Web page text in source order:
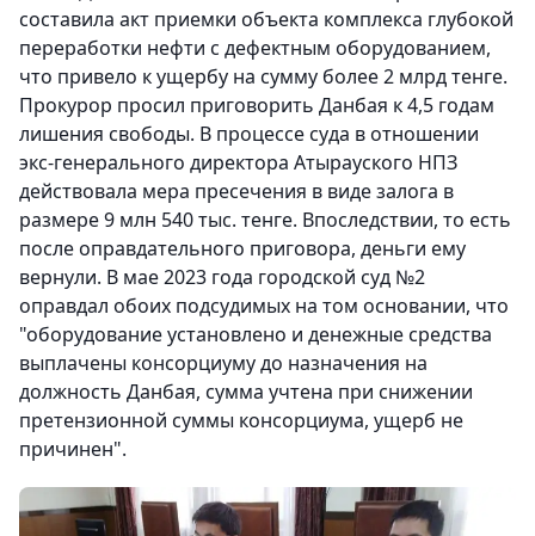
составила акт приемки объекта комплекса глубокой
переработки нефти с дефектным оборудованием,
что привело к ущербу на сумму более 2 млрд тенге.
Прокурор просил приговорить Данбая к 4,5 годам
лишения свободы. В процессе суда в отношении
экс-генерального директора Атырауского НПЗ
действовала мера пресечения в виде залога в
размере 9 млн 540 тыс. тенге. Впоследствии, то есть
после оправдательного приговора, деньги ему
вернули. В мае 2023 года городской суд №2
оправдал обоих подсудимых на том основании, что
"оборудование установлено и денежные средства
выплачены консорциуму до назначения на
должность Данбая, сумма учтена при снижении
претензионной суммы консорциума, ущерб не
причинен".